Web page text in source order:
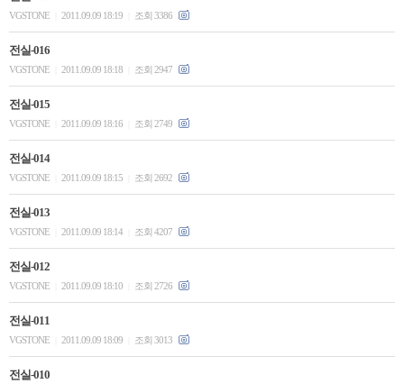
VGSTONE 2011.09.09 18:19 조회 3386
전실-016
VGSTONE 2011.09.09 18:18 조회 2947
전실-015
VGSTONE 2011.09.09 18:16 조회 2749
전실-014
VGSTONE 2011.09.09 18:15 조회 2692
전실-013
VGSTONE 2011.09.09 18:14 조회 4207
전실-012
VGSTONE 2011.09.09 18:10 조회 2726
전실-011
VGSTONE 2011.09.09 18:09 조회 3013
전실-010